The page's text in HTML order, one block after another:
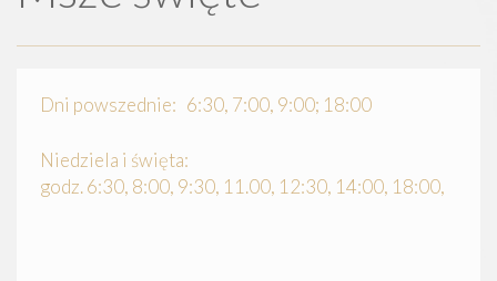
Dni powszednie: 6:30, 7:00, 9:00; 18:00
Niedziela i święta:
godz. 6:30, 8:00, 9:30, 11.00, 12:30, 14:00, 18:00,